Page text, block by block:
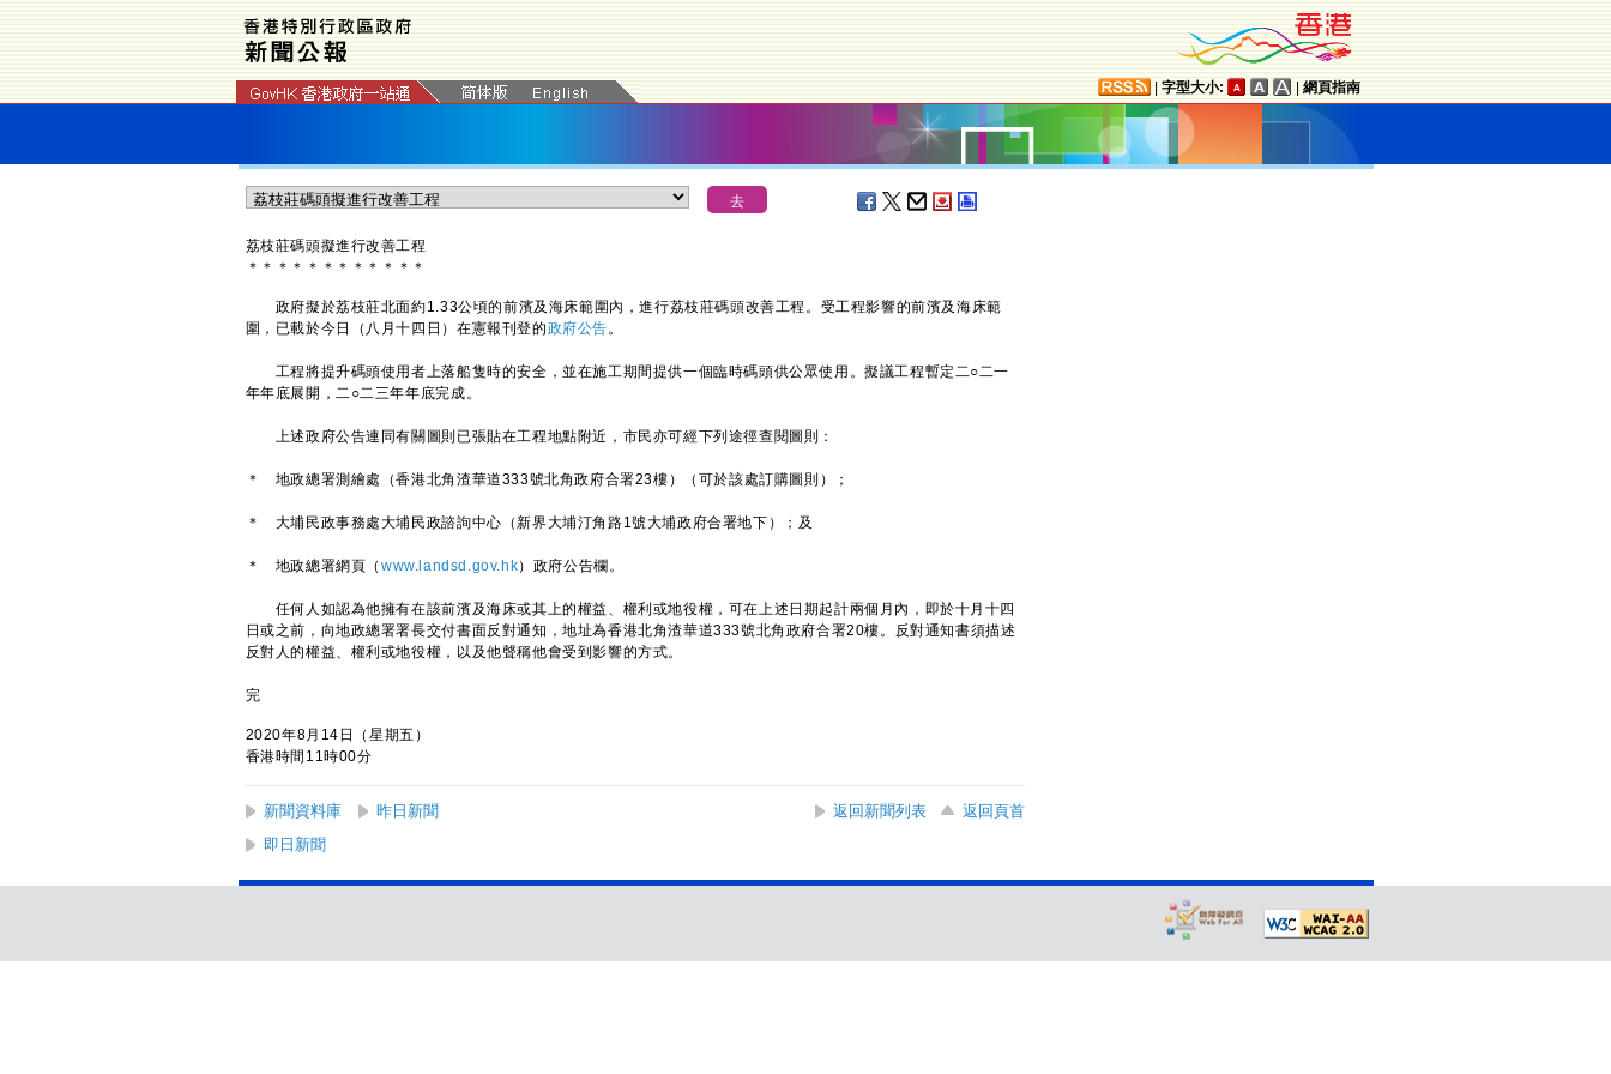
字型大小: 網頁指南
荔枝莊碼頭擬進行改善工程
＊ ＊ ＊ ＊ ＊ ＊ ＊ ＊ ＊ ＊ ＊ ＊
政府擬於荔枝莊北面約1.33公頃的前濱及海床範圍內，進行荔枝莊碼頭改善工程。受工程影響的前濱及海床範
圍，已載於今日（八月十四日）在憲報刊登的政府公告。
工程將提升碼頭使用者上落船隻時的安全，並在施工期間提供一個臨時碼頭供公眾使用。擬議工程暫定二○二一
年年底展開，二○二三年年底完成。
上述政府公告連同有關圖則已張貼在工程地點附近，市民亦可經下列途徑查閱圖則：
＊ 地政總署測繪處（香港北角渣華道333號北角政府合署23樓）（可於該處訂購圖則）；
＊ 大埔民政事務處大埔民政諮詢中心（新界大埔汀角路1號大埔政府合署地下）；及
＊ 地政總署網頁（ www.landsd.gov.hk）政府公告欄。
任何人如認為他擁有在該前濱及海床或其上的權益、權利或地役權，可在上述日期起計兩個月內，即於十月十四
日或之前，向地政總署署長交付書面反對通知，地址為香港北角渣華道333號北角政府合署20樓。反對通知書須描述
反對人的權益、權利或地役權，以及他聲稱他會受到影響的方式。
完
2020年8月14日（星期五）
香港時間11時00分
新聞資料庫 昨日新聞 返回新聞列表
返回頁首
即日新聞